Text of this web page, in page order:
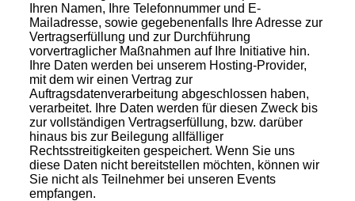
Ihren Namen, Ihre Telefonnummer und E-
Mailadresse, sowie gegebenenfalls Ihre Adresse zur
Vertragserfüllung und zur Durchführung
vorvertraglicher Maßnahmen auf Ihre Initiative hin.
Ihre Daten werden bei unserem Hosting-Provider,
mit dem wir einen Vertrag zur
Auftragsdatenverarbeitung abgeschlossen haben,
verarbeitet. Ihre Daten werden für diesen Zweck bis
zur vollständigen Vertragserfüllung, bzw. darüber
hinaus bis zur Beilegung allfälliger
Rechtsstreitigkeiten gespeichert. Wenn Sie uns
diese Daten nicht bereitstellen möchten, können wir
Sie nicht als Teilnehmer bei unseren Events
empfangen.